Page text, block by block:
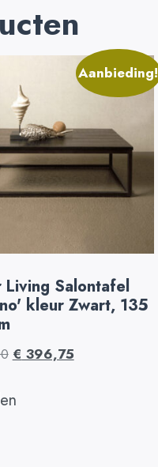
Aanbieding!
Living Salontafel
kleur Zwart, 135
€ 396,75